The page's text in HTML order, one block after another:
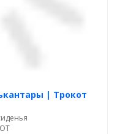
| Трокот